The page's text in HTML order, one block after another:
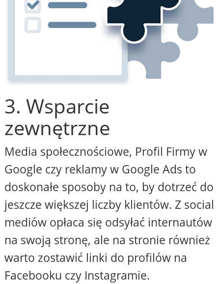
3. Wsparcie
zewnętrzne
Media społecznościowe, Profil Firmy w
Google czy reklamy w Google Ads to
doskonałe sposoby na to, by dotrzeć do
jeszcze większej liczby klientów. Z social
mediów opłaca się odsyłać internautów
na swoją stronę, ale na stronie również
warto zostawić linki do profilów na
Facebooku czy Instagramie.